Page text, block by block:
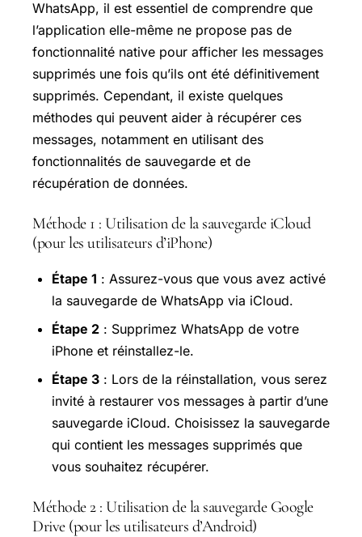
WhatsApp, il est essentiel de comprendre que
l’application elle-même ne propose pas de
fonctionnalité native pour afficher les messages
supprimés une fois qu’ils ont été définitivement
supprimés. Cependant, il existe quelques
méthodes qui peuvent aider à récupérer ces
messages, notamment en utilisant des
fonctionnalités de sauvegarde et de
récupération de données.
Méthode 1 : Utilisation de la sauvegarde iCloud
(pour les utilisateurs d’iPhone)
Étape 1 : Assurez-vous que vous avez activé
la sauvegarde de WhatsApp via iCloud.
Étape 2 : Supprimez WhatsApp de votre
iPhone et réinstallez-le.
Étape 3 : Lors de la réinstallation, vous serez
invité à restaurer vos messages à partir d’une
sauvegarde iCloud. Choisissez la sauvegarde
qui contient les messages supprimés que
vous souhaitez récupérer.
Méthode 2 : Utilisation de la sauvegarde Google
Drive (pour les utilisateurs d’Android)